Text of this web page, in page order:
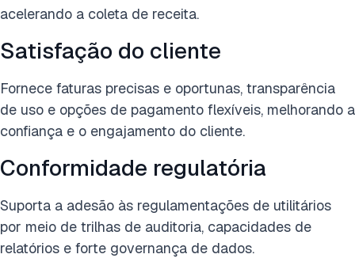
acelerando a coleta de receita.
Satisfação do cliente
Fornece faturas precisas e oportunas, transparência
de uso e opções de pagamento flexíveis, melhorando a
confiança e o engajamento do cliente.
Conformidade regulatória
Suporta a adesão às regulamentações de utilitários
por meio de trilhas de auditoria, capacidades de
relatórios e forte governança de dados.